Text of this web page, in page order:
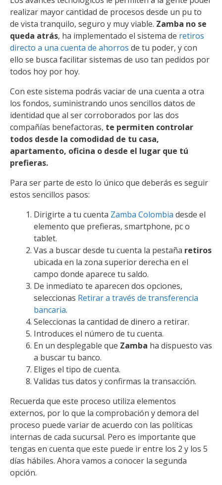
realizar mayor cantidad de procesos desde un pu to
de vista tranquilo, seguro y muy viable. Zamba no se
queda atrás, ha implementado el sistema de retiros
directo a una cuenta de ahorros de tu poder, y con
ello se busca facilitar sistemas de uso tan pedidos por
todos hoy por hoy.
Con este sistema podrás vaciar de una cuenta a otra
los fondos, suministrando unos sencillos datos de
identidad que al ser corroborados por las dos
compañías benefactoras, te permiten controlar
todos desde la comodidad de tu casa,
apartamento, oficina o desde el lugar que tú
prefieras.
Para ser parte de esto lo único que deberás es seguir
estos sencillos pasos:
Dirigirte a tu cuenta Zamba Colombia desde el
elemento que prefieras, smartphone, pc o
tablet.
Vas a buscar desde tu cuenta la pestaña retiros
ubicada en la zona superior derecha en el
campo donde aparece tu saldo.
De inmediato te aparecen dos opciones,
seleccionas Retirar a través de transferencia
bancaria.
Seleccionas la cantidad de dinero a retirar.
Introduces el número de tu cuenta.
En un desplegable que Zamba ha dispuesto vas
a buscar tu banco.
Eliges el tipo de cuenta.
Validas tus datos y confirmas la transacción.
Recuerda que este proceso utiliza elementos
externos, por lo que la comprobación y demora del
proceso puede variar de acuerdo con las políticas
internas de cada sucursal. Pero es importante que
tengas en cuenta que este puede ir entre los 2 y los 5
días hábiles. Ahora vamos a conocer la segunda
opción.